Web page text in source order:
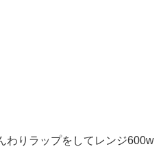
りラップをしてレンジ600w